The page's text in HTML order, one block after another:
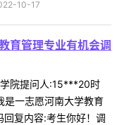
10-17
育管理专业有机会调
院提问人:15***20时
一志愿河南大学教育
复内容:考生你好！调